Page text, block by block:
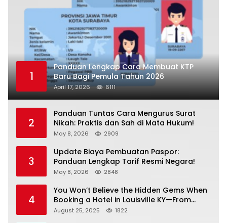
1
Panduan Lengkap Cara Membuat KTP
Baru Bagi Pemula Tahun 2026
April 17, 2026 6111
2
Panduan Tuntas Cara Mengurus Surat
Nikah: Praktis dan Sah di Mata Hukum!
May 8, 2026 2909
3
Update Biaya Pembuatan Paspor:
Panduan Lengkap Tarif Resmi Negara!
May 8, 2026 2848
4
You Won’t Believe the Hidden Gems When
Booking a Hotel in Louisville KY—From
Cheap to Luxe!
August 25, 2025 1822